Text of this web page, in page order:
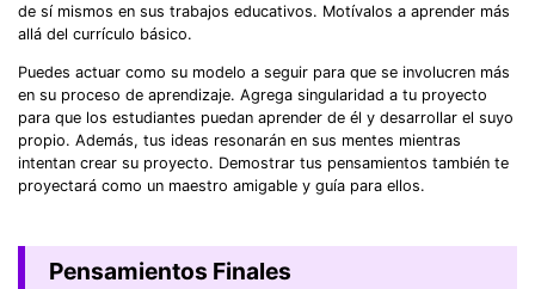
de sí mismos en sus trabajos educativos. Motívalos a aprender más
allá del currículo básico.
Puedes actuar como su modelo a seguir para que se involucren más
en su proceso de aprendizaje. Agrega singularidad a tu proyecto
para que los estudiantes puedan aprender de él y desarrollar el suyo
propio. Además, tus ideas resonarán en sus mentes mientras
intentan crear su proyecto. Demostrar tus pensamientos también te
proyectará como un maestro amigable y guía para ellos.
Pensamientos Finales